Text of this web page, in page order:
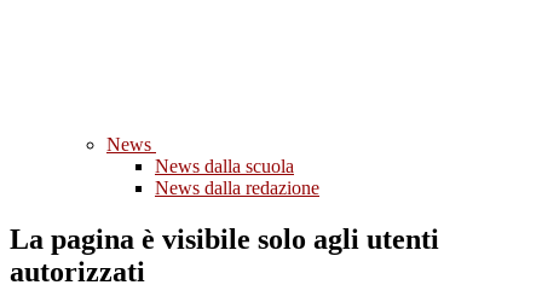
News
News dalla scuola
News dalla redazione
La pagina è visibile solo agli utenti
autorizzati